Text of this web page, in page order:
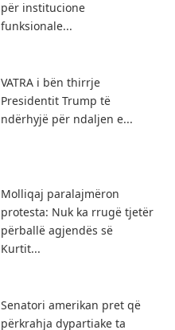
për institucione
funksionale...
VATRA i bën thirrje
Presidentit Trump të
ndërhyjë për ndaljen e...
Molliqaj paralajmëron
protesta: Nuk ka rrugë tjetër
përballë agjendës së
Kurtit...
Senatori amerikan pret që
përkrahja dypartiake ta